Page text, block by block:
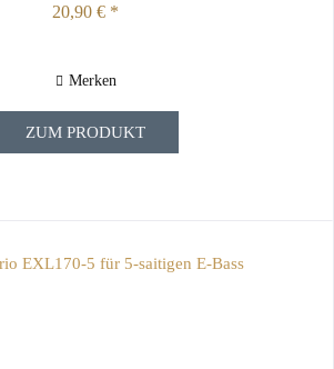
20,90 € *
Merken
ZUM PRODUKT